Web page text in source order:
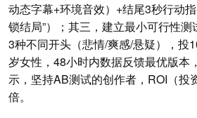
动态字幕+环境音效）+结尾3秒行动
锁结局”）；其三，建立最小可行性
3种不同开头（悲情/爽感/悬疑），投
岁女性，48小时内数据反馈最优版本
示，坚持AB测试的创作者，ROI（投
倍。